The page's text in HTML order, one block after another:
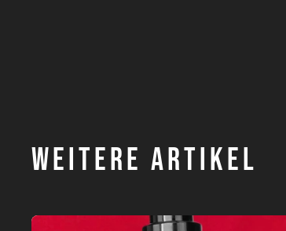
WEITERE ARTIKEL